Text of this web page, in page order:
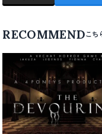
RECOMMEND